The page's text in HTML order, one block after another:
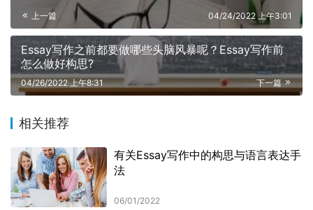
上一篇 04/24/2022 上午3:01
Essay写作之前都要做哪些头脑风暴呢？Essay写作前
怎么做好构思?
下一篇
04/26/2022 上午8:31
相关推荐
有关Essay写作中的构思与语言表达手
法
06/01/2022